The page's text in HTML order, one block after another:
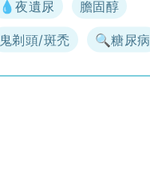
💧夜遺尿 膽固醇
鬼剃頭/斑禿 🔍糖尿病